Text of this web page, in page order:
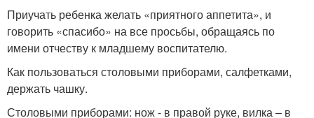
Приучать ребенка желать «приятного аппетита», и
говорить «спасибо» на все просьбы, обращаясь по
имени отчеству к младшему воспитателю.
Как пользоваться столовыми приборами, салфетками,
держать чашку.
Столовыми приборами: нож - в правой руке, вилка – в